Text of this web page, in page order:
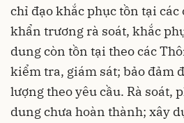
chỉ đạo khắc phục tồn tại các
khẩn trương rà soát, khắc
dung còn tồn tại theo các
kiểm tra, giám sát; bảo đảm
lượng theo yêu cầu. Rà soát,
dung chưa hoàn thành; xây